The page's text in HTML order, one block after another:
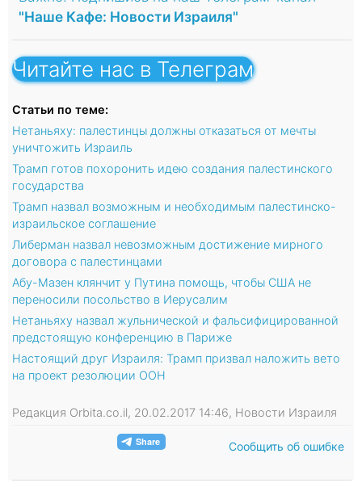
"Наше Кафе: Новости Израиля"
Читайте нас в Телеграм
Статьи по теме:
Нетаньяху: палестинцы должны отказаться от мечты
уничтожить Израиль
Трамп готов похоронить идею создания палестинского
государства
Трамп назвал возможным и необходимым палестинско-
израильское соглашение
Либерман назвал невозможным достижение мирного
договора с палестинцами
Абу-Мазен клянчит у Путина помощь, чтобы США не
переносили посольство в Иерусалим
Нетаньяху назвал жульнической и фальсифицированной
предстоящую конференцию в Париже
Настоящий друг Израиля: Трамп призвал наложить вето
на проект резолюции ООН
Редакция Orbita.co.il, 20.02.2017 14:46, Новости Израиля
Сообщить об ошибке